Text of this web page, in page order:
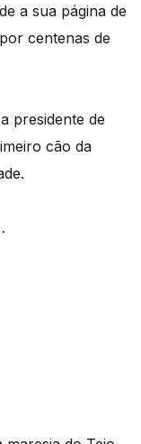
a sua página de
centenas de
presidente de
cão da